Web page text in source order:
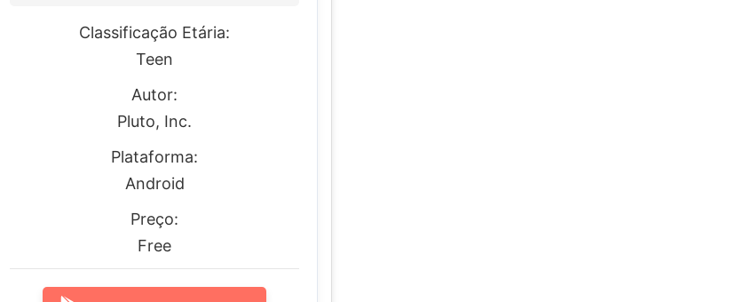
Classificação Etária:
Teen
Autor:
Pluto, Inc.
Plataforma:
Android
Preço:
Free